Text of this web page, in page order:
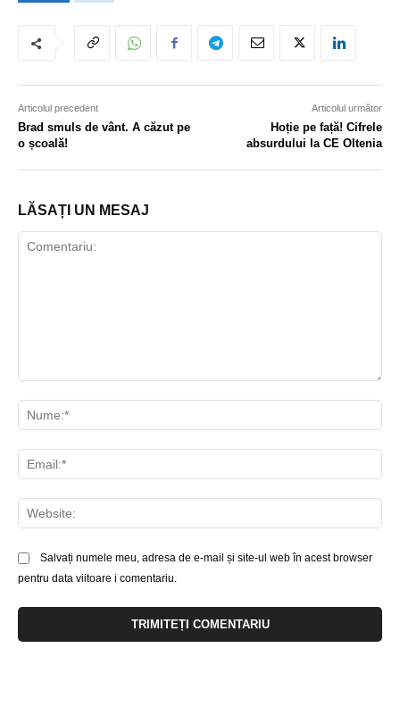
Articolul precedent
Brad smuls de vânt. A căzut pe
o școală!
Articolul următor
Hoție pe față! Cifrele
absurdului la CE Oltenia
LĂSAȚI UN MESAJ
Salvați numele meu, adresa de e-mail și site-ul web în acest browser
pentru data viitoare i comentariu.